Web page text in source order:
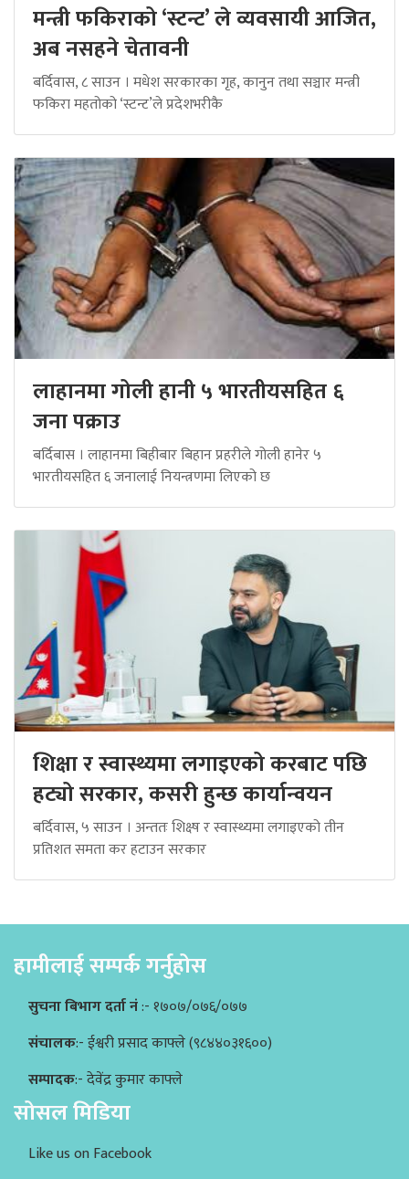
मन्त्री फकिराको ‘स्टन्ट’ ले व्यवसायी आजित,
अब नसहने चेतावनी
बर्दिवास, ८ साउन । मधेश सरकारका गृह, कानुन तथा सञ्चार मन्त्री
फकिरा महतोको ‘स्टन्ट’ले प्रदेशभरीकै
लाहानमा गोली हानी ५ भारतीयसहित ६
जना पक्राउ
बर्दिबास । लाहानमा बिहीबार बिहान प्रहरीले गोली हानेर ५
भारतीयसहित ६ जनालाई नियन्त्रणमा लिएको छ
शिक्षा र स्वास्थ्यमा लगाइएको करबाट पछि
हट्यो सरकार, कसरी हुन्छ कार्यान्वयन
बर्दिवास, ५ साउन । अन्ततः शिक्ष्ष र स्वास्थ्यमा लगाइएको तीन
प्रतिशत समता कर हटाउन सरकार
हामीलाई सम्पर्क गर्नुहोस
सुचना बिभाग दर्ता नं:- १७०७/०७६/०७७
संचालक:- ईश्वरी प्रसाद काफ्ले (९८४४०३१६००)
सम्पादक:- देवेंद्र कुमार काफ्ले
सोसल मिडिया
Like us on Facebook